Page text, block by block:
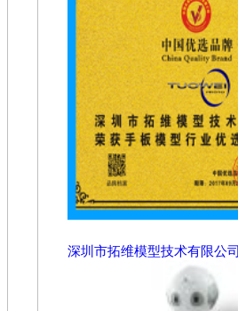
深圳市拓维模型技术有限公司